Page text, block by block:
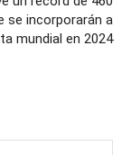
se incorporarán a
mundial en 2024